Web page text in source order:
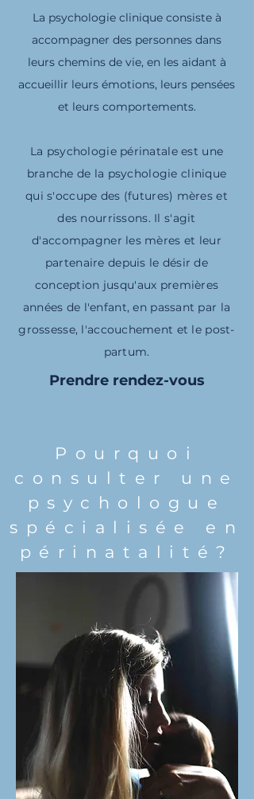
La psychologie clinique consiste à
accompagner des personnes dans
leurs chemins de vie, en les aidant à
accueillir leurs émotions, leurs pensées
et leurs comportements.
La psychologie périnatale est une
branche de la psychologie clinique
qui s'occupe des (futures) mères et
des nourrissons. Il s'agit
d'accompagner les mères et leur
partenaire depuis le désir de
conception jusqu'aux premières
années de l'enfant, en passant par la
grossesse, l'accouchement et le post-
partum.
Prendre rendez-vous
Pourquoi
consulter une
psychologue
spécialisée en
périnatalité?